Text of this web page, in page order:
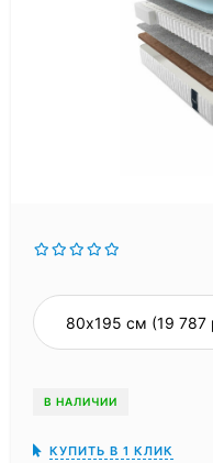
В НАЛИЧИИ
КУПИТЬ В 1 КЛИК